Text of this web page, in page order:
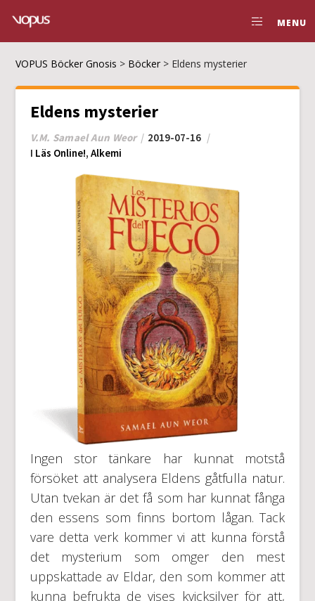
MENU
VOPUS Böcker Gnosis > Böcker > Eldens mysterier
Eldens mysterier
V.M. Samael Aun Weor
2019-07-16
I Läs Online!, Alkemi
Ingen stor tänkare har kunnat motstå
försöket att analysera Eldens gåtfulla natur.
Utan tvekan är det få som har kunnat fånga
den essens som finns bortom lågan. Tack
vare detta verk kommer vi att kunna förstå
det mysterium som omger den mest
uppskattade av Eldar, den som kommer att
kunna befrukta de vises kvicksilver för att,